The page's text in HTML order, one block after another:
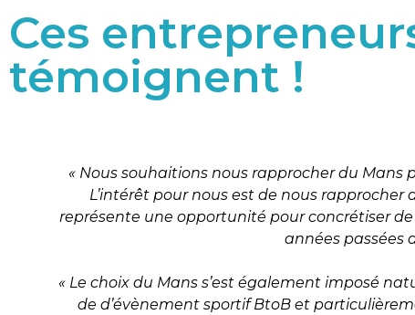
Ces
témoignent !
« Nous souhaitions nous rapprocher du
L’intérêt pour nous est de nous
représente une opportunité pour concrétiser de
années passées
« Le choix du Mans s’est également imposé
de d’évènement sportif BtoB et